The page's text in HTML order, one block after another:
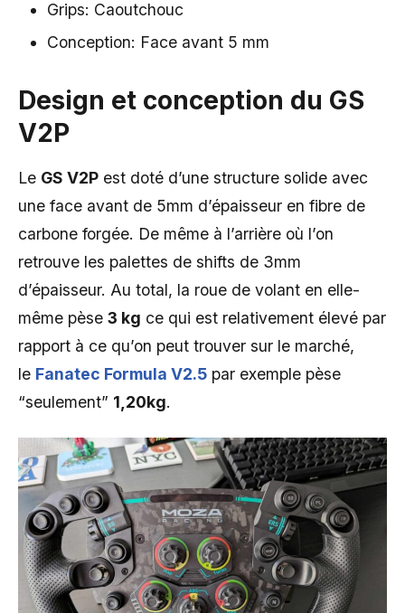
Grips: Caoutchouc
Conception: Face avant 5 mm
Design et conception du GS
V2P
Le GS V2P est doté d’une structure solide avec
une face avant de 5mm d’épaisseur en fibre de
carbone forgée. De même à l’arrière où l’on
retrouve les palettes de shifts de 3mm
d’épaisseur. Au total, la roue de volant en elle-
même pèse 3 kg ce qui est relativement élevé par
rapport à ce qu’on peut trouver sur le marché,
le Fanatec Formula V2.5 par exemple pèse
“seulement” 1,20kg.